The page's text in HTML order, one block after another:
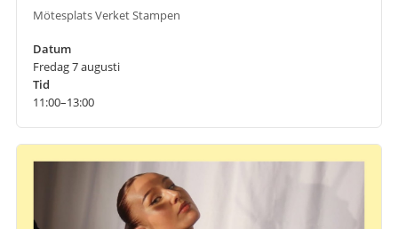
Mötesplats Verket Stampen
Datum
Fredag 7 augusti
Tid
11:00–13:00